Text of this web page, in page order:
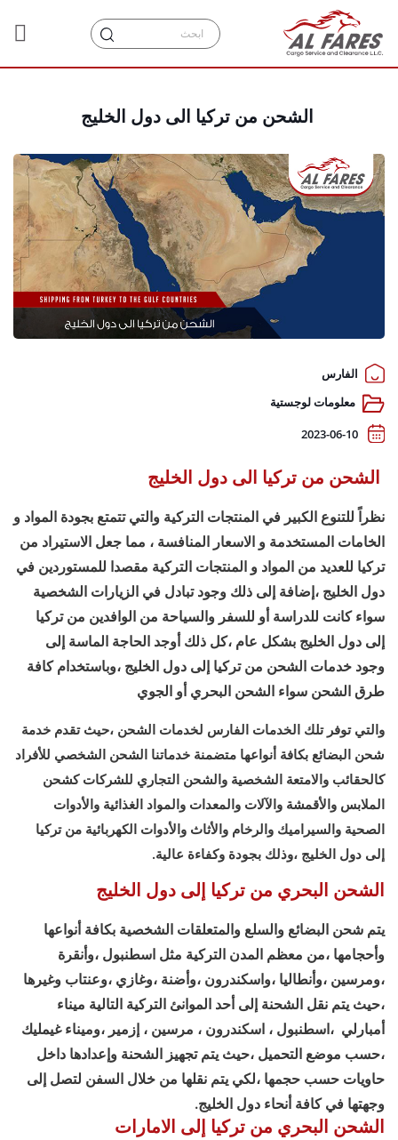
الشحن من تركيا الى دول الخليج
الفارس
معلومات لوجستية
2023-06-10
الشحن من تركيا الى دول الخليج
نظراً للتنوع الكبير في المنتجات التركية والتي تتمتع بجودة المواد و
الخامات المستخدمة و الاسعار المنافسة ، مما جعل الاستيراد من
تركيا للعديد من المواد و المنتجات التركية مقصدا للمستوردين في
دول الخليج ،إضافة إلى ذلك وجود تبادل في الزيارات الشخصية
سواء كانت للدراسة أو للسفر والسياحة من الوافدين من تركيا
إلى دول الخليج بشكل عام ،كل ذلك أوجد الحاجة الماسة إلى
وجود خدمات الشحن من تركيا إلى دول الخليج ،وباستخدام كافة
طرق الشحن سواء الشحن البحري أو الجوي
والتي توفر تلك الخدمات الفارس لخدمات الشحن ،حيث تقدم خدمة
شحن البضائع بكافة أنواعها متضمنة خدماتنا الشحن الشخصي للأفراد
كالحقائب والامتعة الشخصية والشحن التجاري للشركات كشحن
الملابس والأقمشة والآلات والمعدات والمواد الغذائية والأدوات
الصحية والسيراميك والرخام والأثاث والأدوات الكهربائية من تركيا
إلى دول الخليج ،وذلك بجودة وكفاءة عالية.
الشحن البحري من تركيا إلى دول الخليج
يتم شحن البضائع والسلع والمتعلقات الشخصية بكافة أنواعها
وأحجامها ،من معظم المدن التركية مثل اسطنبول ،وأنقرة
،ومرسين ،وأنطاليا ،واسكندرون ،وأضنة ،وغازي ،وعنتاب وغيرها
،حيث يتم نقل الشحنة إلى أحد الموانئ التركية التالية ميناء
أمبارلي ،اسطنبول ، اسكندرون ، مرسين ، إزمير ،وميناء غيمليك
،حسب موضع التحميل ،حيث يتم تجهيز الشحنة وإعدادها داخل
حاويات حسب حجمها ،لكي يتم نقلها من خلال السفن لتصل إلى
وجهتها في كافة أنحاء دول الخليج.
الشحن البحري من تركيا إلى الامارات